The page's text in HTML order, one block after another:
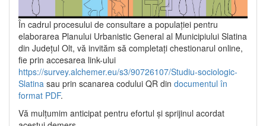
În cadrul procesului de consultare a populaţiei pentru
elaborarea Planului Urbanistic General al Municipiului Slatina
din Județul Olt, vă invităm să completați chestionarul online,
fie prin accesarea link-ului
https://survey.alchemer.eu/s3/90726107/Studiu-sociologic-
Slatina sau prin scanarea codului QR din documentul în
format PDF.
Vă mulţumim anticipat pentru efortul şi sprijinul acordat